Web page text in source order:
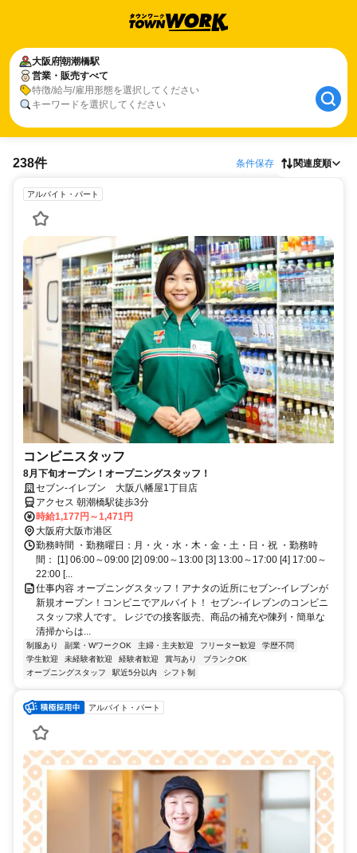
大阪府朝潮橋駅
営業・販売すべて
特徴/給与/雇用形態を選択してください
キーワードを選択してください
238件 条件保存 関連度順
アルバイト・パート
コンビニスタッフ
8月下旬オープン！オープニングスタッフ！
セブン-イレブン 大阪八幡屋1丁目店
アクセス 朝潮橋駅徒歩3分
時給1,177円～1,471円
大阪府大阪市港区
勤務時間 ・勤務曜日：月・火・水・木・金・土・日・祝 ・勤務時
間： [1] 06:00～09:00 [2] 09:00～13:00 [3] 13:00～17:00 [4] 17:00～
22:00 [...
仕事内容 オープニングスタッフ！アナタの近所にセブン‐イレブンが
新規オープン！コンビニでアルバイト！ セブン-イレブンのコンビニ
スタッフ求人です。 レジでの接客販売、商品の補充や陳列・簡単な
清掃からは...
制服あり 副業・WワークOK 主婦・主夫歓迎 フリーター歓迎
学歴不問
学生歓迎
未経験者歓迎 経験者歓迎 賞与あり
ブランクOK
オープニングスタッフ
駅近5分以内 シフト制
アルバイト・パート